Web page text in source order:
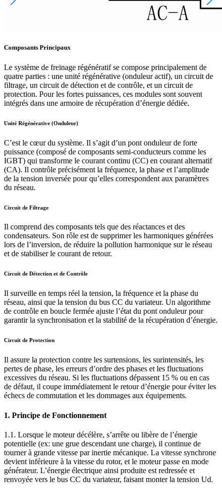
Composants Principaux
Le système de freinage régénératif se compose principalement de
quatre parties : une unité régénérative (onduleur actif), un circuit de
filtrage, un circuit de détection et de contrôle, et un circuit de
protection. Pour les fortes puissances, ces modules sont souvent
intégrés dans une armoire de récupération d’énergie dédiée.
Unité Régénérative (Onduleur)
C’est le cœur du système. Il s’agit d’un pont onduleur de forte
puissance (composé de composants semi-conducteurs comme les
IGBT) qui transforme le courant continu (CC) en courant alternatif
(CA). Il contrôle précisément la fréquence, la phase et l’amplitude
de la tension inversée pour qu’elles correspondent aux paramètres
du réseau.
Circuit de Filtrage
Il comprend des composants tels que des réactances et des
condensateurs. Son rôle est de supprimer les harmoniques générées
lors de l’inversion, de réduire la pollution harmonique sur le réseau
et de stabiliser le courant de retour.
Circuit de Détection et de Contrôle
Il surveille en temps réel la tension, la fréquence et la phase du
réseau, ainsi que la tension du bus CC du variateur. Un algorithme
de contrôle en boucle fermée ajuste l’état du pont onduleur pour
garantir la synchronisation et la stabilité de la récupération d’énergie.
Circuit de Protection
Il assure la protection contre les surtensions, les surintensités, les
pertes de phase, les erreurs d’ordre des phases et les fluctuations
excessives du réseau. Si les fluctuations dépassent 15 % ou en cas
de défaut, il coupe immédiatement le retour d’énergie pour éviter les
échecs de commutation et les dommages aux équipements.
1. Principe de Fonctionnement
1.1. Lorsque le moteur décélère, s’arrête ou libère de l’énergie
potentielle (ex: une grue descendant une charge), il continue de
tourner à grande vitesse par inertie mécanique. La vitesse synchrone
devient inférieure à la vitesse du rotor, et le moteur passe en mode
générateur. L’énergie électrique ainsi produite est redressée et
renvoyée vers le bus CC du variateur, faisant monter la tension Ud.